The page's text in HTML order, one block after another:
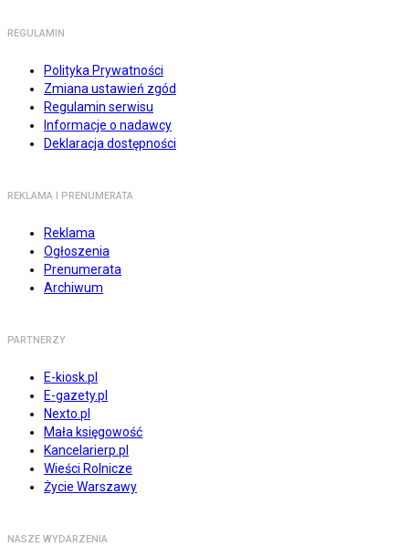
REGULAMIN
Polityka Prywatności
Zmiana ustawień zgód
Regulamin serwisu
Informacje o nadawcy
Deklaracja dostępności
REKLAMA I PRENUMERATA
Reklama
Ogłoszenia
Prenumerata
Archiwum
PARTNERZY
E-kiosk.pl
E-gazety.pl
Nexto.pl
Mała księgowość
Kancelarierp.pl
Wieści Rolnicze
Życie Warszawy
NASZE WYDARZENIA